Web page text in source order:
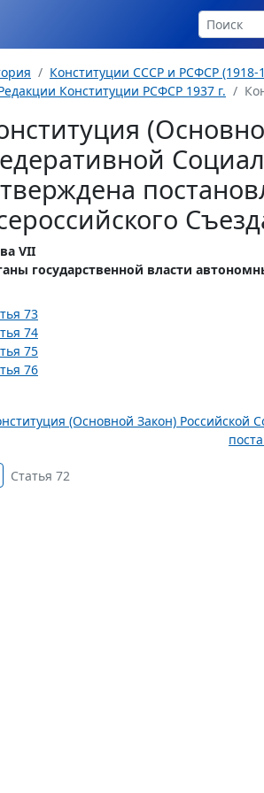
Конституции СССР и РСФСР (1918-
Конституции РСФСР 1937 г.
VII
государственной власти
73
74
75
76
(Основной Закон) Российской
Статья 72